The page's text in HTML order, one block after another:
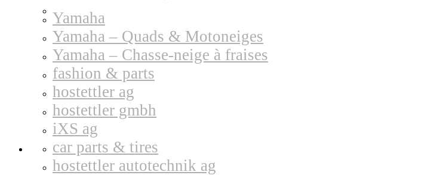
Yamaha
Yamaha – Quads & Motoneiges
Yamaha – Chasse-neige à fraises
fashion & parts
hostettler ag
hostettler gmbh
iXS ag
car parts & tires
hostettler autotechnik ag